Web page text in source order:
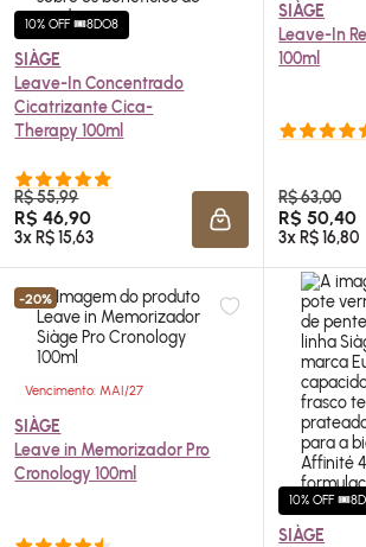
10% OFF 🎟️8DO8
SIÀGE
Leave-In Concentrado
Cicatrizante Cica-
Therapy 100ml
R$ 55,99
R$ 46,90
3x R$ 15,63 ADICIONAR À
SIÀGE
Leave-In
100ml
R$ 63,00
R$ 50,40
3x R$ 16,80
-20%
Vencimento: MAI/27
SIÀGE
Leave in Memorizador Pro
Cronology 100ml
10% OFF
SIÀGE